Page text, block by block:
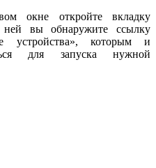
окне откройте вкладку
вы обнаружите ссылку
устройства», которым и
для запуска нужной